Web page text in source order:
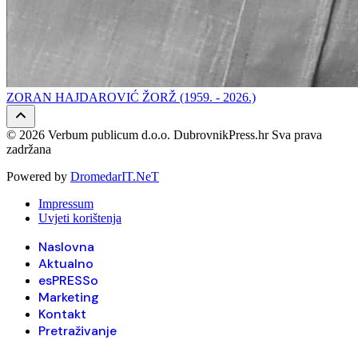
ZORAN HAJDAROVIĆ ŽORŽ (1959. - 2026.)
© 2026 Verbum publicum d.o.o. DubrovnikPress.hr Sva prava
zadržana
Powered by DromedarIT.NeT
Impressum
Uvjeti korištenja
Naslovna
Aktualno
esPRESSo
Marketing
Kontakt
Pretraživanje